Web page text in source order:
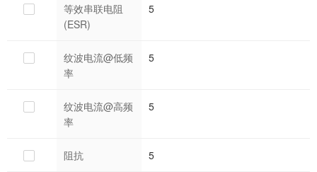
等效串联电阻
(ESR)
5
纹波电流@低频
率
5
纹波电流@高频
率
5
阻抗 5